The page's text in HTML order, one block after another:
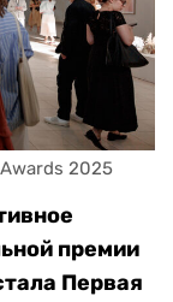
2025
премии
Первая